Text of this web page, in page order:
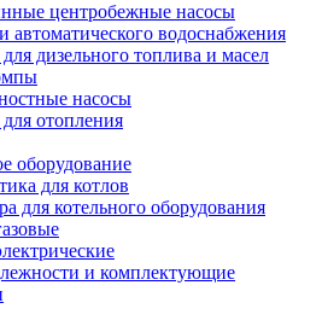
центробежные насосы
автоматического водоснабжения
дизельного топлива и масел
насосы
отопления
оборудование
для котлов
для котельного оборудования
и комплектующие